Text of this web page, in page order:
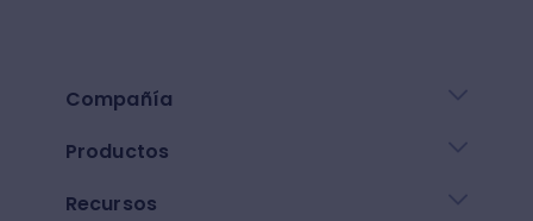
Compañía
Productos
Recursos